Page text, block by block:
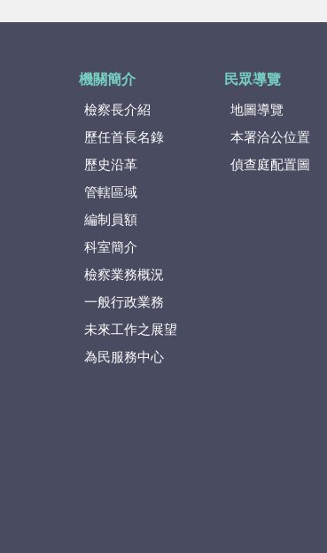
機關簡介
檢察長介紹
歷任首長名錄
歷史沿革
管轄區域
編制員額
科室簡介
檢察業務概況
一般行政業務
未來工作之展望
為民服務中心
民眾導覽
地圖導覽
本署洽公位置
偵查庭配置圖